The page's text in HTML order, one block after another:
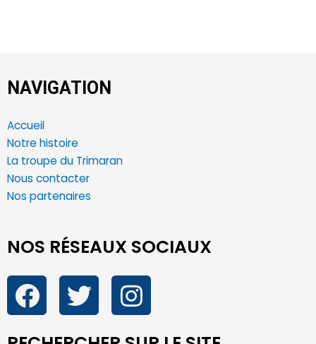
NAVIGATION
Accueil
Notre histoire
La troupe du Trimaran
Nous contacter
Nos partenaires
NOS RÉSEAUX SOCIAUX